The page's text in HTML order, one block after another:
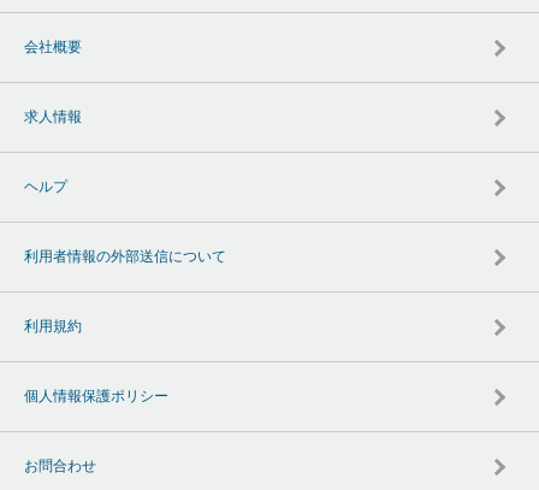
会社概要
求人情報
ヘルプ
利用者情報の外部送信について
利用規約
個人情報保護ポリシー
お問合わせ